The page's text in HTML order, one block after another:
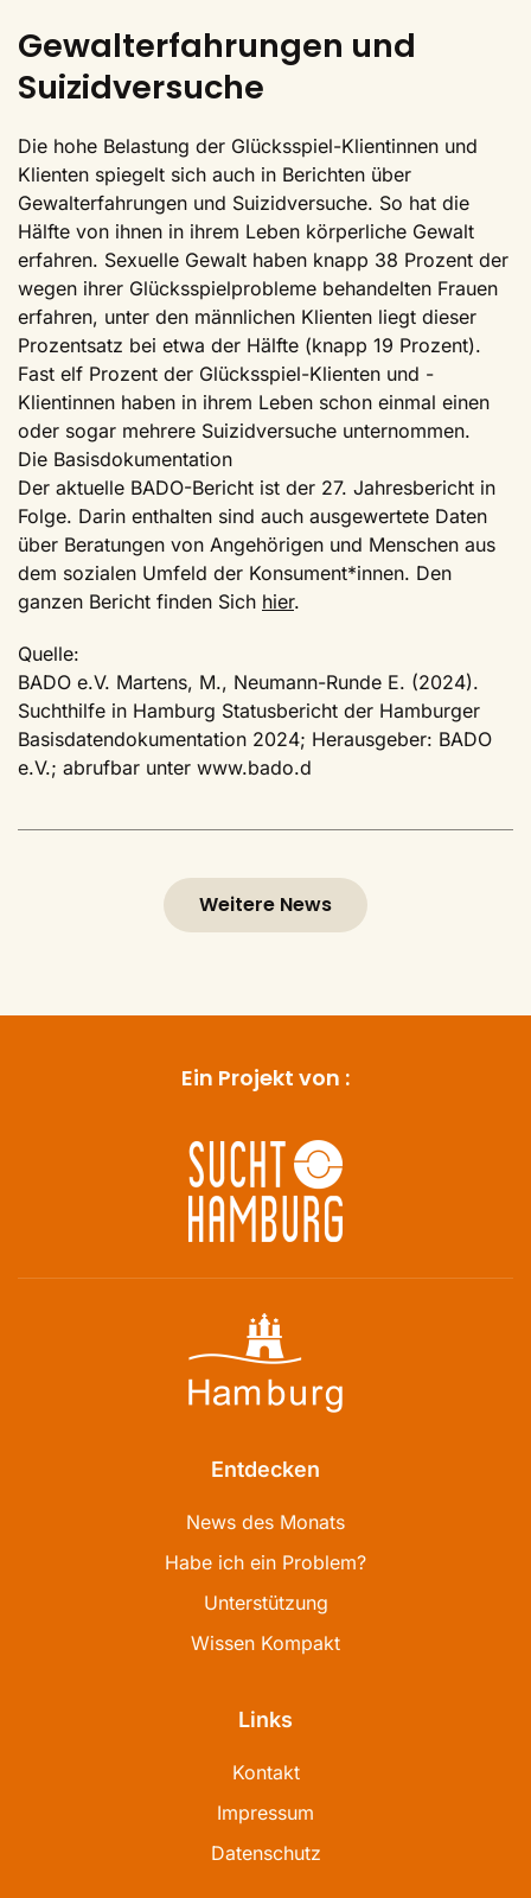
Gewalterfahrungen und
Suizidversuche
Die hohe Belastung der Glücksspiel-Klientinnen und
Klienten spiegelt sich auch in Berichten über
Gewalterfahrungen und Suizidversuche. So hat die
Hälfte von ihnen in ihrem Leben körperliche Gewalt
erfahren. Sexuelle Gewalt haben knapp 38 Prozent der
wegen ihrer Glücksspielprobleme behandelten Frauen
erfahren, unter den männlichen Klienten liegt dieser
Prozentsatz bei etwa der Hälfte (knapp 19 Prozent).
Fast elf Prozent der Glücksspiel-Klienten und -
Klientinnen haben in ihrem Leben schon einmal einen
oder sogar mehrere Suizidversuche unternommen.
Die Basisdokumentation
Der aktuelle BADO-Bericht ist der 27. Jahresbericht in
Folge. Darin enthalten sind auch ausgewertete Daten
über Beratungen von Angehörigen und Menschen aus
dem sozialen Umfeld der Konsument*innen. Den
ganzen Bericht finden Sich hier.
Quelle:
BADO e.V. Martens, M., Neumann-Runde E. (2024).
Suchthilfe in Hamburg Statusbericht der Hamburger
Basisdatendokumentation 2024; Herausgeber: BADO
e.V.; abrufbar unter www.bado.d
Weitere News
Ein Projekt von :
Entdecken
News des Monats
Habe ich ein Problem?
Unterstützung
Wissen Kompakt
Links
Kontakt
Impressum
Datenschutz